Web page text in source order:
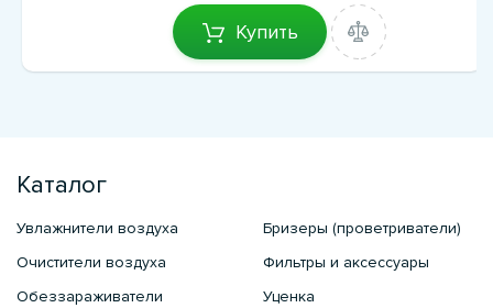
Купить
Каталог
Увлажнители воздуха
Очистители воздуха
Обеззараживатели
Бризеры (проветриватели)
Фильтры и аксессуары
Уценка